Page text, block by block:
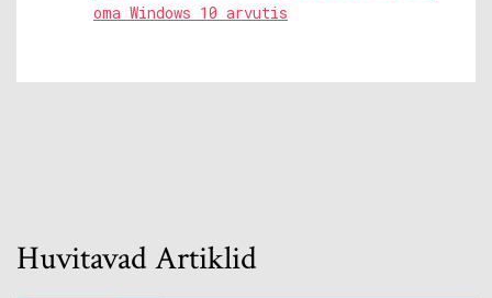
oma Windows 10 arvutis
Huvitavad Artiklid